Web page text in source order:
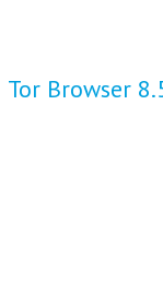
Tor Browser